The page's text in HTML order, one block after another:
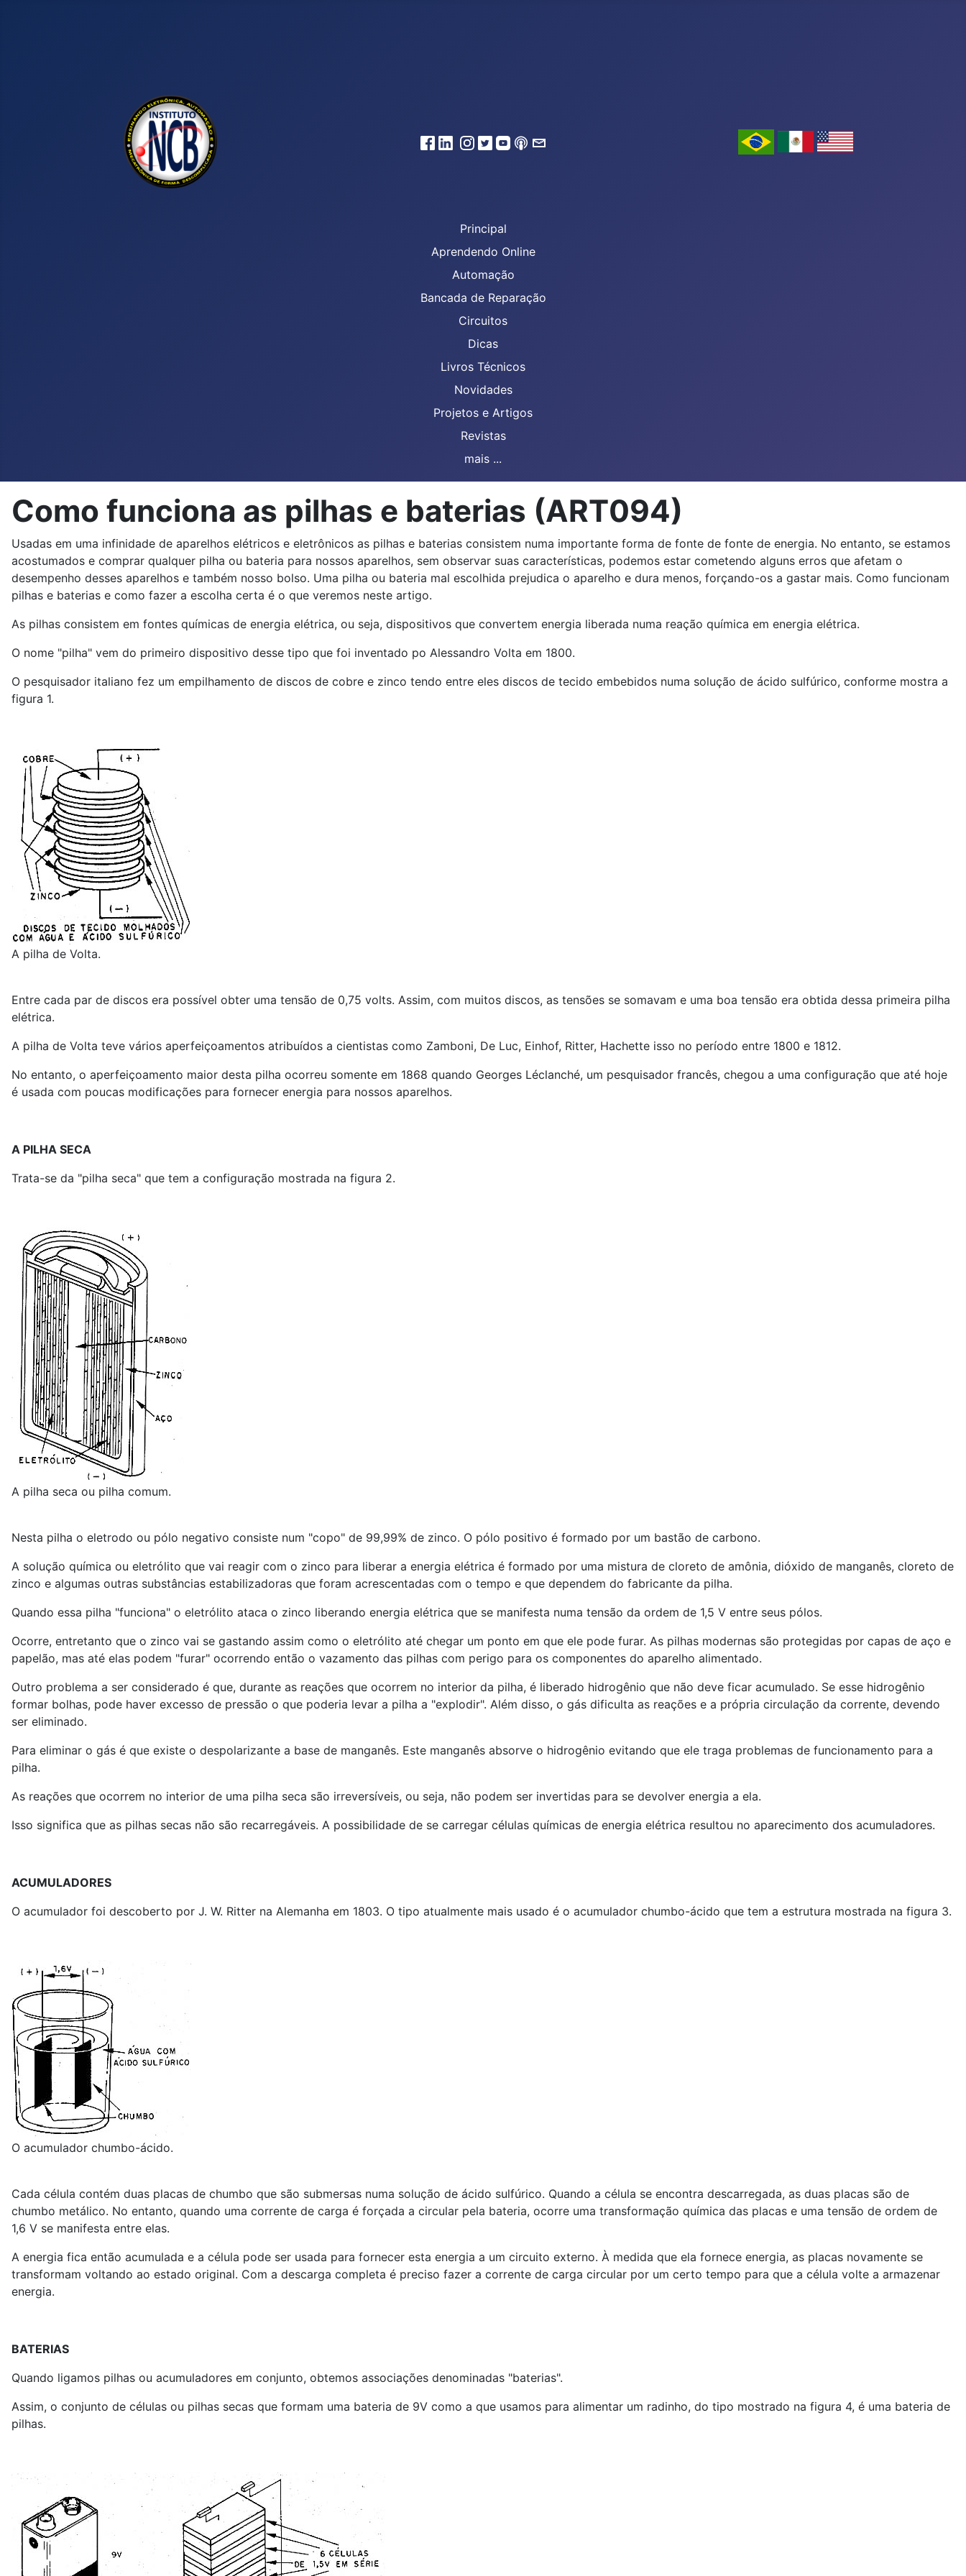
Principal
Aprendendo Online
Automação
Bancada de Reparação
Circuitos
Dicas
Livros Técnicos
Novidades
Projetos e Artigos
Revistas
mais ...
Como funciona as pilhas e baterias (ART094)
Usadas em uma infinidade de aparelhos elétricos e eletrônicos as pilhas e baterias consistem numa importante forma de fonte de fonte de energia. No entanto, se estamos
acostumados e comprar qualquer pilha ou bateria para nossos aparelhos, sem observar suas características, podemos estar cometendo alguns erros que afetam o
desempenho desses aparelhos e também nosso bolso. Uma pilha ou bateria mal escolhida prejudica o aparelho e dura menos, forçando-os a gastar mais. Como funcionam
pilhas e baterias e como fazer a escolha certa é o que veremos neste artigo.
As pilhas consistem em fontes químicas de energia elétrica, ou seja, dispositivos que convertem energia liberada numa reação química em energia elétrica.
O nome "pilha" vem do primeiro dispositivo desse tipo que foi inventado po Alessandro Volta em 1800.
O pesquisador italiano fez um empilhamento de discos de cobre e zinco tendo entre eles discos de tecido embebidos numa solução de ácido sulfúrico, conforme mostra a
figura 1.
A pilha de Volta.
Entre cada par de discos era possível obter uma tensão de 0,75 volts. Assim, com muitos discos, as tensões se somavam e uma boa tensão era obtida dessa primeira pilha
elétrica.
A pilha de Volta teve vários aperfeiçoamentos atribuídos a cientistas como Zamboni, De Luc, Einhof, Ritter, Hachette isso no período entre 1800 e 1812.
No entanto, o aperfeiçoamento maior desta pilha ocorreu somente em 1868 quando Georges Léclanché, um pesquisador francês, chegou a uma configuração que até hoje
é usada com poucas modificações para fornecer energia para nossos aparelhos.
A PILHA SECA
Trata-se da "pilha seca" que tem a configuração mostrada na figura 2.
A pilha seca ou pilha comum.
Nesta pilha o eletrodo ou pólo negativo consiste num "copo" de 99,99% de zinco. O pólo positivo é formado por um bastão de carbono.
A solução química ou eletrólito que vai reagir com o zinco para liberar a energia elétrica é formado por uma mistura de cloreto de amônia, dióxido de manganês, cloreto de
zinco e algumas outras substâncias estabilizadoras que foram acrescentadas com o tempo e que dependem do fabricante da pilha.
Quando essa pilha "funciona" o eletrólito ataca o zinco liberando energia elétrica que se manifesta numa tensão da ordem de 1,5 V entre seus pólos.
Ocorre, entretanto que o zinco vai se gastando assim como o eletrólito até chegar um ponto em que ele pode furar. As pilhas modernas são protegidas por capas de aço e
papelão, mas até elas podem "furar" ocorrendo então o vazamento das pilhas com perigo para os componentes do aparelho alimentado.
Outro problema a ser considerado é que, durante as reações que ocorrem no interior da pilha, é liberado hidrogênio que não deve ficar acumulado. Se esse hidrogênio
formar bolhas, pode haver excesso de pressão o que poderia levar a pilha a "explodir". Além disso, o gás dificulta as reações e a própria circulação da corrente, devendo
ser eliminado.
Para eliminar o gás é que existe o despolarizante a base de manganês. Este manganês absorve o hidrogênio evitando que ele traga problemas de funcionamento para a
pilha.
As reações que ocorrem no interior de uma pilha seca são irreversíveis, ou seja, não podem ser invertidas para se devolver energia a ela.
Isso significa que as pilhas secas não são recarregáveis. A possibilidade de se carregar células químicas de energia elétrica resultou no aparecimento dos acumuladores.
ACUMULADORES
O acumulador foi descoberto por J. W. Ritter na Alemanha em 1803. O tipo atualmente mais usado é o acumulador chumbo-ácido que tem a estrutura mostrada na figura 3.
O acumulador chumbo-ácido.
Cada célula contém duas placas de chumbo que são submersas numa solução de ácido sulfúrico. Quando a célula se encontra descarregada, as duas placas são de
chumbo metálico. No entanto, quando uma corrente de carga é forçada a circular pela bateria, ocorre uma transformação química das placas e uma tensão de ordem de
1,6 V se manifesta entre elas.
A energia fica então acumulada e a célula pode ser usada para fornecer esta energia a um circuito externo. À medida que ela fornece energia, as placas novamente se
transformam voltando ao estado original. Com a descarga completa é preciso fazer a corrente de carga circular por um certo tempo para que a célula volte a armazenar
energia.
BATERIAS
Quando ligamos pilhas ou acumuladores em conjunto, obtemos associações denominadas "baterias".
Assim, o conjunto de células ou pilhas secas que formam uma bateria de 9V como a que usamos para alimentar um radinho, do tipo mostrado na figura 4, é uma bateria de
pilhas.